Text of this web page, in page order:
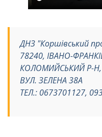
ДНЗ "Коршівський
78240, ІВАНО-
КОЛОМИЙСЬКИЙ Р-
ВУЛ. ЗЕЛЕНА 38А
ТЕЛ.: 0673701127,